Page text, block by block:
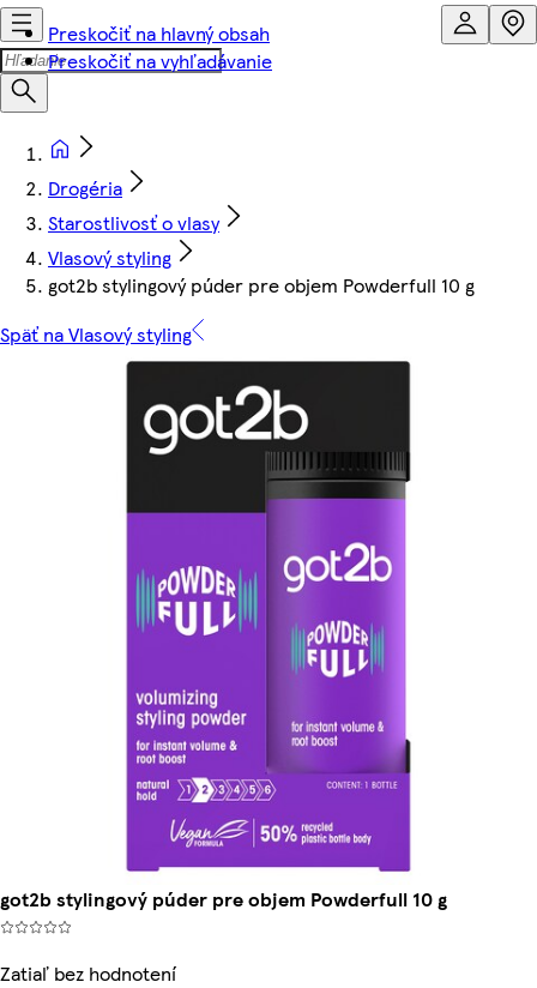
Preskočiť na hlavný obsah
Preskočiť na vyhľadávanie
Drogéria
Starostlivosť o vlasy
Vlasový styling
got2b stylingový púder pre objem Powderfull 10 g
Späť na Vlasový styling
got2b stylingový púder pre objem Powderfull 10 g
Zatiaľ bez hodnotení